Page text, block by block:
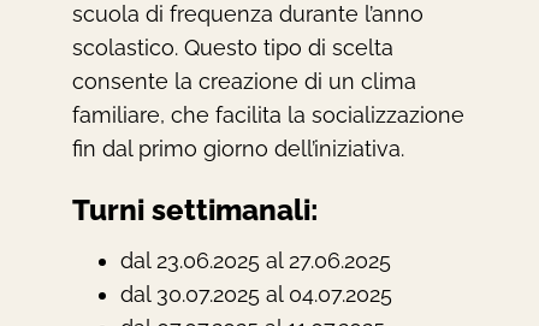
scuola di frequenza durante l’anno
scolastico. Questo tipo di scelta
consente la creazione di un clima
familiare, che facilita la socializzazione
fin dal primo giorno dell’iniziativa.
Turni settimanali:
dal 23.06.2025 al 27.06.2025
dal 30.07.2025 al 04.07.2025